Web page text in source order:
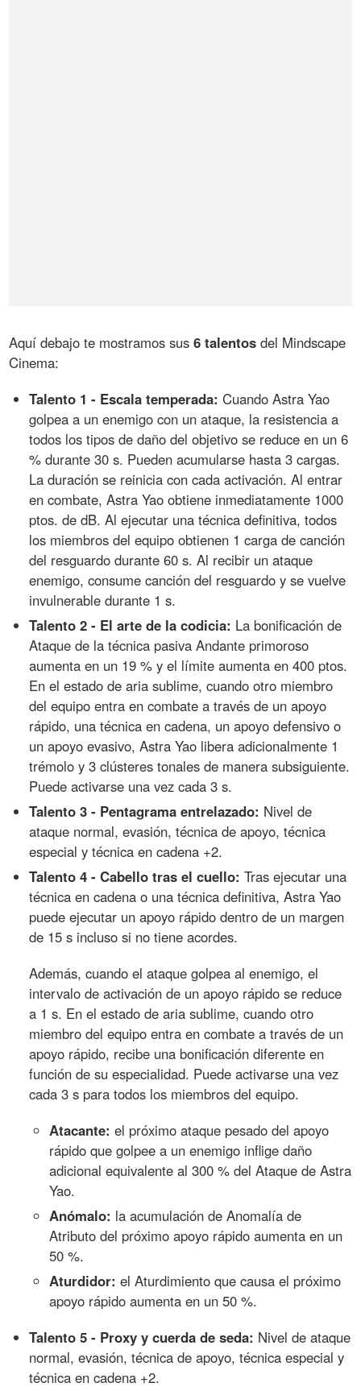
Aquí debajo te mostramos sus6 talentos del Mindscape
Cinema:
Talento 1 - Escala temperada: Cuando Astra Yao
golpea a un enemigo con un ataque, la resistencia a
todos los tipos de daño del objetivo se reduce en un 6
% durante 30 s. Pueden acumularse hasta 3 cargas.
La duración se reinicia con cada activación. Al entrar
en combate, Astra Yao obtiene inmediatamente 1000
ptos. de dB. Al ejecutar una técnica definitiva, todos
los miembros del equipo obtienen 1 carga de canción
del resguardo durante 60 s. Al recibir un ataque
enemigo, consume canción del resguardo y se vuelve
invulnerable durante 1 s.
Talento 2 - El arte de la codicia: La bonificación de
Ataque de la técnica pasiva Andante primoroso
aumenta en un 19 % y el límite aumenta en 400 ptos.
En el estado de aria sublime, cuando otro miembro
del equipo entra en combate a través de un apoyo
rápido, una técnica en cadena, un apoyo defensivo o
un apoyo evasivo, Astra Yao libera adicionalmente 1
trémolo y 3 clústeres tonales de manera subsiguiente.
Puede activarse una vez cada 3 s.
Talento 3 - Pentagrama entrelazado: Nivel de
ataque normal, evasión, técnica de apoyo, técnica
especial y técnica en cadena +2.
Talento 4 - Cabello tras el cuello: Tras ejecutar una
técnica en cadena o una técnica definitiva, Astra Yao
puede ejecutar un apoyo rápido dentro de un margen
de 15 s incluso si no tiene acordes.
Además, cuando el ataque golpea al enemigo, el
intervalo de activación de un apoyo rápido se reduce
a 1 s. En el estado de aria sublime, cuando otro
miembro del equipo entra en combate a través de un
apoyo rápido, recibe una bonificación diferente en
función de su especialidad. Puede activarse una vez
cada 3 s para todos los miembros del equipo.
Atacante: el próximo ataque pesado del apoyo
rápido que golpee a un enemigo inflige daño
adicional equivalente al 300 % del Ataque de Astra
Yao.
Anómalo: la acumulación de Anomalía de
Atributo del próximo apoyo rápido aumenta en un
50 %.
Aturdidor: el Aturdimiento que causa el próximo
apoyo rápido aumenta en un 50 %.
Talento 5 - Proxy y cuerda de seda: Nivel de ataque
normal, evasión, técnica de apoyo, técnica especial y
técnica en cadena +2.